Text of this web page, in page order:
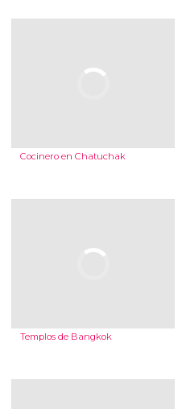
Cocinero en Chatuchak
Templos de Bangkok